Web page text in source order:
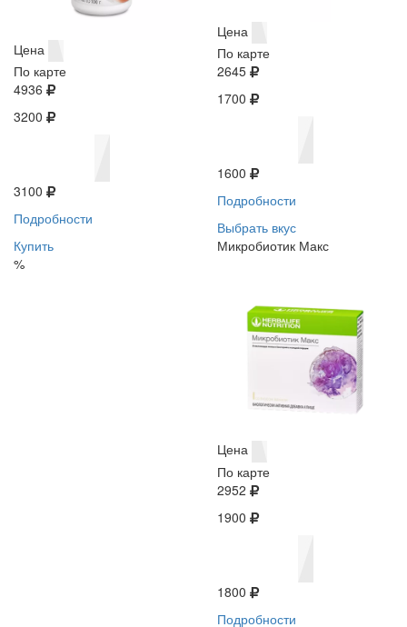
Цена
По карте
4936
3200
3100
Подробности
Купить
%
Цена
По карте
2645
1700
1600
Подробности
Выбрать вкус
Микробиотик Макс
Цена
По карте
2952
1900
1800
Подробности